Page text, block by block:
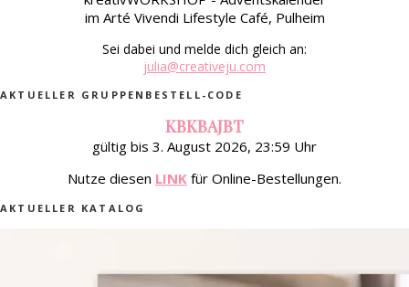
im Arté Vivendi Lifestyle Café, Pulheim
Sei dabei und melde dich gleich an:
julia@creativeju.com
AKTUELLER GRUPPENBESTELL-CODE
KBKBAJBT
gültig bis 3. August 2026, 23:59 Uhr
Nutze diesen LINK für Online-Bestellungen.
AKTUELLER KATALOG